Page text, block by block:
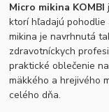
Micro mikina KOMBI
ktorí hľadajú pohodlie
mikina je navrhnutá
zdravotníckych
praktické oblečenie
mäkkého a hrejivého
celého dňa.